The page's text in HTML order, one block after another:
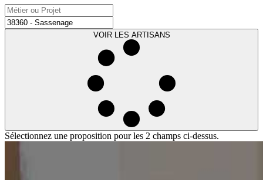
Sélectionnez une proposition pour les 2 champs ci-dessus.